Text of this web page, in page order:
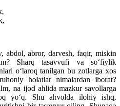
abdol, abror, darvesh, faqir, miskin
Sharq tasavvufi va soʻfiylik
oʻlaroq tanilgan bu zotlarga xos
holatlar nimalardan iborat?
na ijod ahlida mazkur savollarga
yoʻq. Shu ahvolda ilohiy ishq,